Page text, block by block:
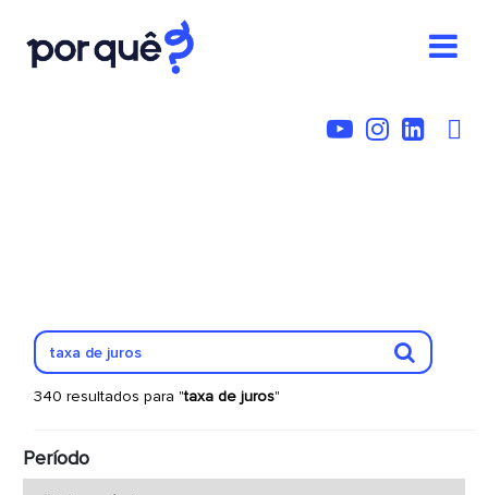
340 resultados para "taxa de juros"
Período